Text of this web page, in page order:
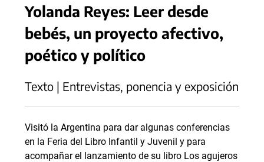
Yolanda Reyes: Leer desde
bebés, un proyecto afectivo,
poético y político
Texto | Entrevistas, ponencia y exposición
Visitó la Argentina para dar algunas conferencias
en la Feria del Libro Infantil y Juvenil y para
acompañar el lanzamiento de su libro Los agujeros